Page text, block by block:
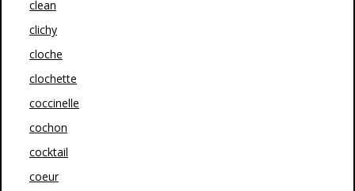
clean
clichy
cloche
clochette
coccinelle
cochon
cocktail
coeur